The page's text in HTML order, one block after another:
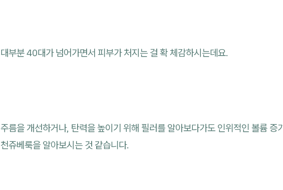
대부분 40대가 넘어가면서 피부가 처지는 걸 확 체감하시는데요.
주름을 개선하거나, 탄력을 높이기 위해 필러를 알아보다가도 인위적인 볼륨 증
천쥬베룩을 알아보시는 것 같습니다.